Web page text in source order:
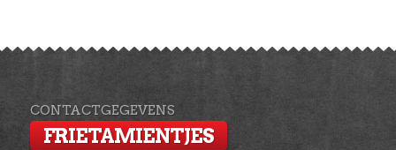
CONTACTGEGEVENS
FRIETAMIENTJES